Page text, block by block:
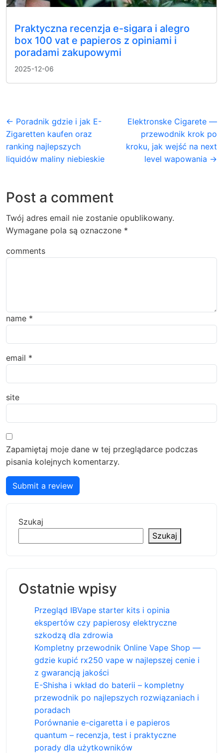
Praktyczna recenzja e-sigara i alegro
box 100 vat e papieros z opiniami i
poradami zakupowymi
2025-12-06
← Poradnik gdzie i jak E-
Zigaretten kaufen oraz
ranking najlepszych
liquidów maliny niebieskie
Elektronske Cigarete —
przewodnik krok po
kroku, jak wejść na next
level wapowania →
Post a comment
Twój adres email nie zostanie opublikowany.
Wymagane pola są oznaczone *
comments
name *
email *
site
Zapamiętaj moje dane w tej przeglądarce podczas
pisania kolejnych komentarzy.
Submit a review
Szukaj
Szukaj
Ostatnie wpisy
Przegląd IBVape starter kits i opinia
ekspertów czy papierosy elektryczne
szkodzą dla zdrowia
Kompletny przewodnik Online Vape Shop —
gdzie kupić rx250 vape w najlepszej cenie i
z gwarancją jakości
E-Shisha i wkład do baterii – kompletny
przewodnik po najlepszych rozwiązaniach i
poradach
Porównanie e-cigaretta i e papieros
quantum – recenzja, test i praktyczne
porady dla użytkowników